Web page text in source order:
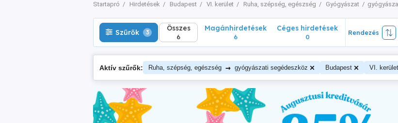
Startapró Hirdetések Budapest VI. kerület Ruha, szépség, egészség Gyógyászat
Szűrők 3 Összes
6
Magánhirdetések
6
Céges hirdetések
0
Rendezés
Aktív szűrők: Ruha, szépség, egészség → gyógyászati segédeszköz Budapest VI. kerület